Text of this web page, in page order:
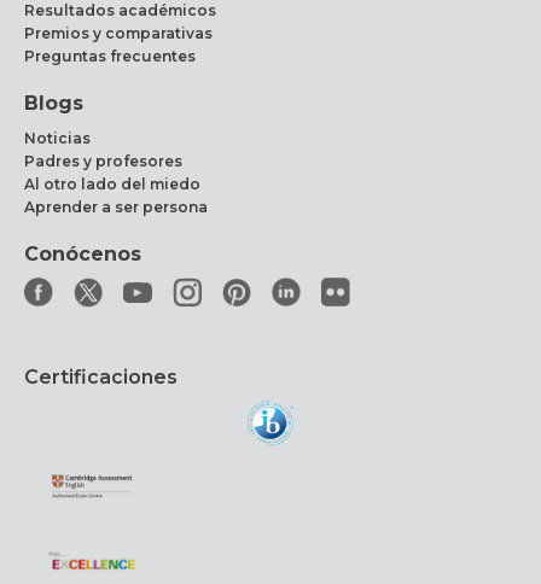
Resultados académicos
Premios y comparativas
Preguntas frecuentes
Blogs
Noticias
Padres y profesores
Al otro lado del miedo
Aprender a ser persona
Conócenos
Certificaciones